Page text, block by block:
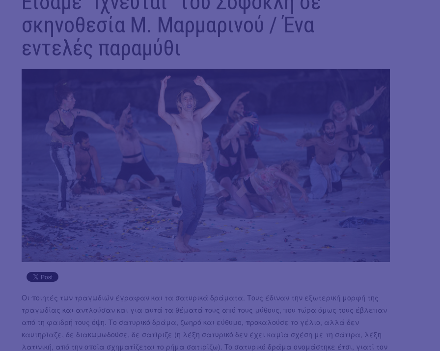
σκηνοθεσία Μ. Μαρμαρινού / Ένα
εντελές παραμύθι
Οι ποιητές των τραγωδιών έγραφαν και τα σατυρικά δράματα. Τους έδιναν την εξωτερική μορφή της
τραγωδίας και αντλούσαν και για αυτά τα θέματά τους από τους μύθους, που τώρα όμως τους έβλεπαν
από τη φαιδρή τους όψη. Το σατυρικό δράμα, ζωηρό και εύθυμο, προκαλούσε το γέλιο, αλλά δεν
καυτηρίαζε, δε διακωμωδούσε, δε σατίριζε (η λέξη σατυρικό δεν έχει καμία σχέση με τη σάτιρα, λέξη
λατινική, από την οποία σχηματίζεται το ρήμα σατιρίζω). To σατυρικό δράμα ονομάστηκε έτσι, γιατί τον